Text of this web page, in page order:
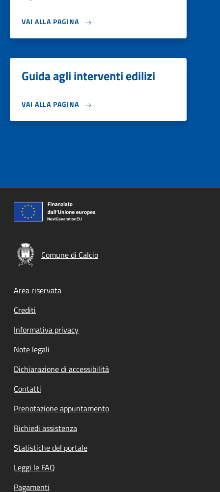
VAI ALLA PAGINA
Guida agli interventi edilizi
VAI ALLA PAGINA
Comune di Calcio
Footer menu
Area riservata
Crediti
Informativa privacy
Note legali
Dichiarazione di accessibilità
Contatti
Prenotazione appuntamento
Richiedi assistenza
Statistiche del portale
Leggi le FAQ
Pagamenti